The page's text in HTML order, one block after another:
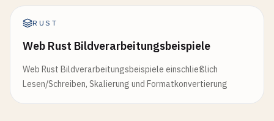
RUST
Web Rust Bildverarbeitungsbeispiele
Web Rust Bildverarbeitungsbeispiele einschließlich
Lesen/Schreiben, Skalierung und Formatkonvertierung